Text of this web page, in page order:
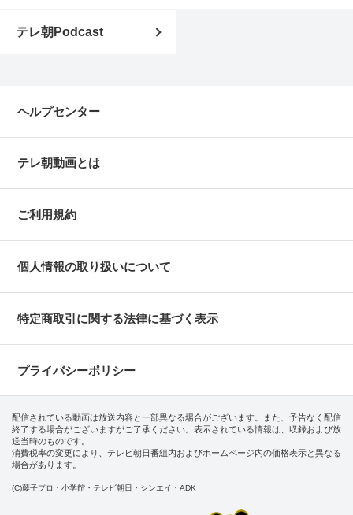
テレ朝Podcast
ヘルプセンター
テレ朝動画とは
ご利用規約
個人情報の取り扱いについて
特定商取引に関する法律に基づく表示
プライバシーポリシー
配信されている動画は放送内容と一部異なる場合がございます。また、予告なく配信
終了する場合がございますがご了承ください。表示されている情報は、収録および放
送当時のものです。
消費税率の変更により、テレビ朝日番組内およびホームページ内の価格表示と異なる
場合があります。
(C)藤子プロ・小学館・テレビ朝日・シンエイ・ADK